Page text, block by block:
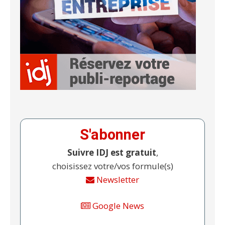
S'abonner
Suivre IDJ est gratuit,
choisissez votre/vos formule(s)
Newsletter
Google News